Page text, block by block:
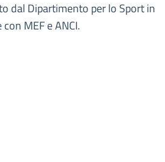
dal Dipartimento per lo Sport in
MEF e ANCI.